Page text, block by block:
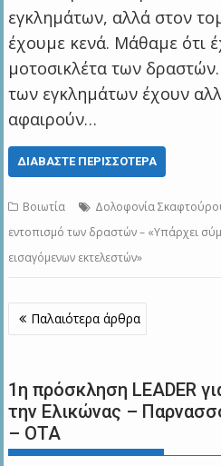
εγκλημάτων, αλλά στον
έχουμε κενά. Μάθαμε ότι
μοτοσικλέτα των δραστών.
των εγκλημάτων έχουν
αφαιρούν…
ΔΙΑΒΆΣΤΕ ΠΕΡΙΣΣΌΤΕΡΑ
Βοιωτία
Δολοφονία
εντοπισμό των δραστών – «Υπάρχει
εισαγόμενων εκτελεστών»
Πλοήγηση
άρθρων
Παλαιότερα άρθρα
1η πρόσκληση LEADER
την Ελικώνας –
– ΟΤΑ